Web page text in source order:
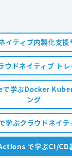
イティブ内製化支援
ウドネイティブ ト
学ぶDocker
ング
ぶクラウドネイテ
で学ぶCI/CD